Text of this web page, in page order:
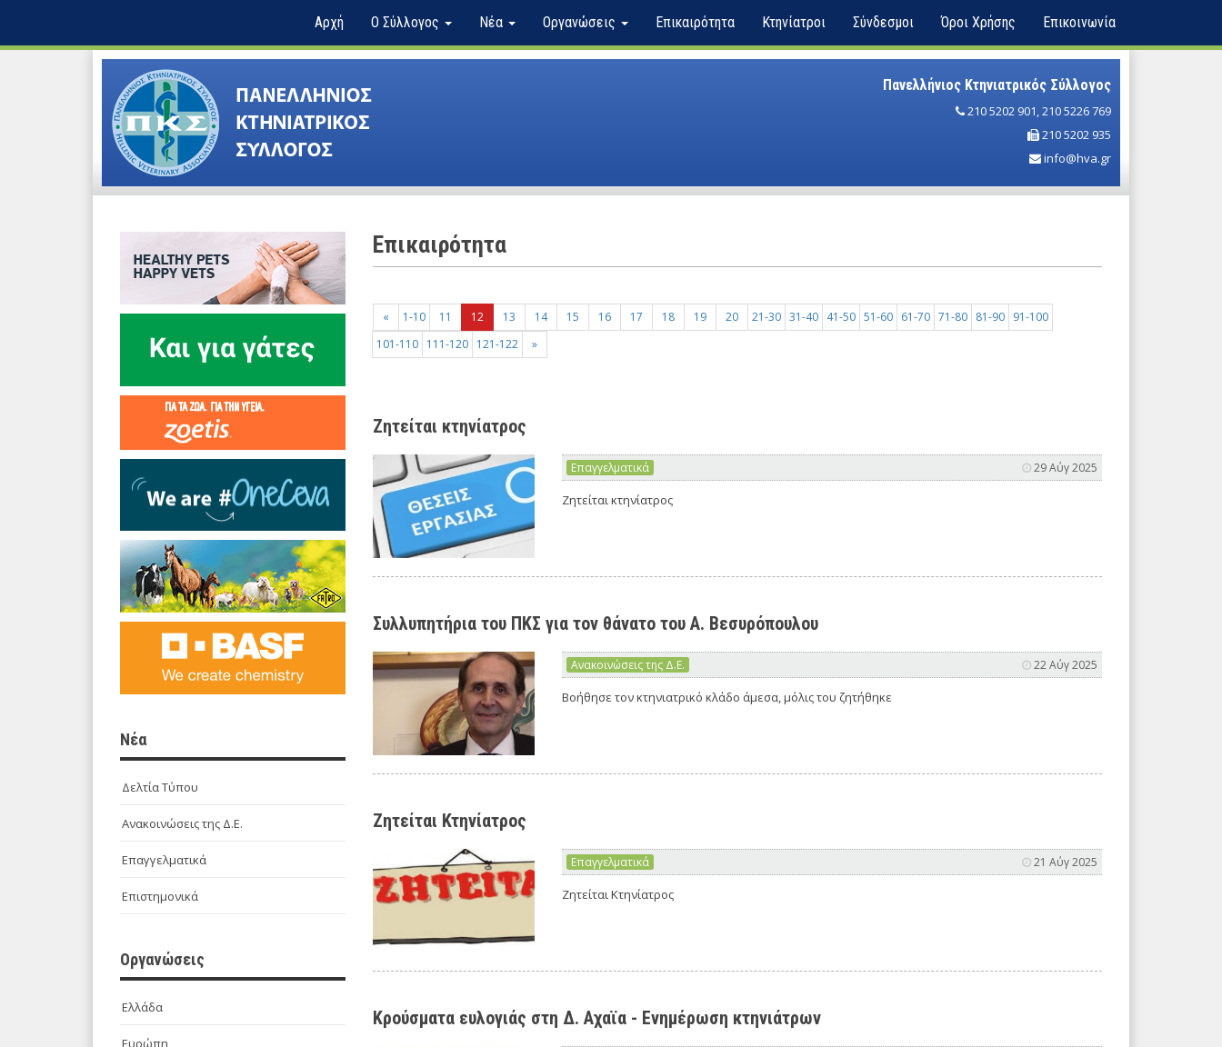
Αρχή Ο Σύλλογος Νέα Οργανώσεις Επικαιρότητα Κτηνίατροι Σύνδεσμοι Όροι Χρήσης Επικοινωνία
Πανελλήνιος Κτηνιατρικός Σύλλογος
210 5202 901,210 5226 769
210 5202 935
info@hva.gr
Νέα
Δελτία Τύπου
Ανακοινώσεις της Δ.Ε.
Επαγγελματικά
Επιστημονικά
Οργανώσεις
Ελλάδα
Ευρώπη
Επικαιρότητα
« 1-10 11 12 13 14 15 16 17 18 19 20 21-30 31-40 41-50 51-60 61-70 71-80 81-90
91-100
101-110
111-120 121-122 »
Ζητείται κτηνίατρος
Επαγγελματικά 29 Αύγ 2025
Ζητείται κτηνίατρος
Συλλυπητήρια του ΠΚΣ για τον θάνατο του Α. Βεσυρόπουλου
Ανακοινώσεις της Δ.Ε. 22 Αύγ 2025
Βοήθησε τον κτηνιατρικό κλάδο άμεσα, μόλις του ζητήθηκε
Ζητείται Κτηνίατρος
Επαγγελματικά 21 Αύγ 2025
Ζητείται Κτηνίατρος
Κρούσματα ευλογιάς στη Δ. Αχαϊα - Ενημέρωση κτηνιάτρων